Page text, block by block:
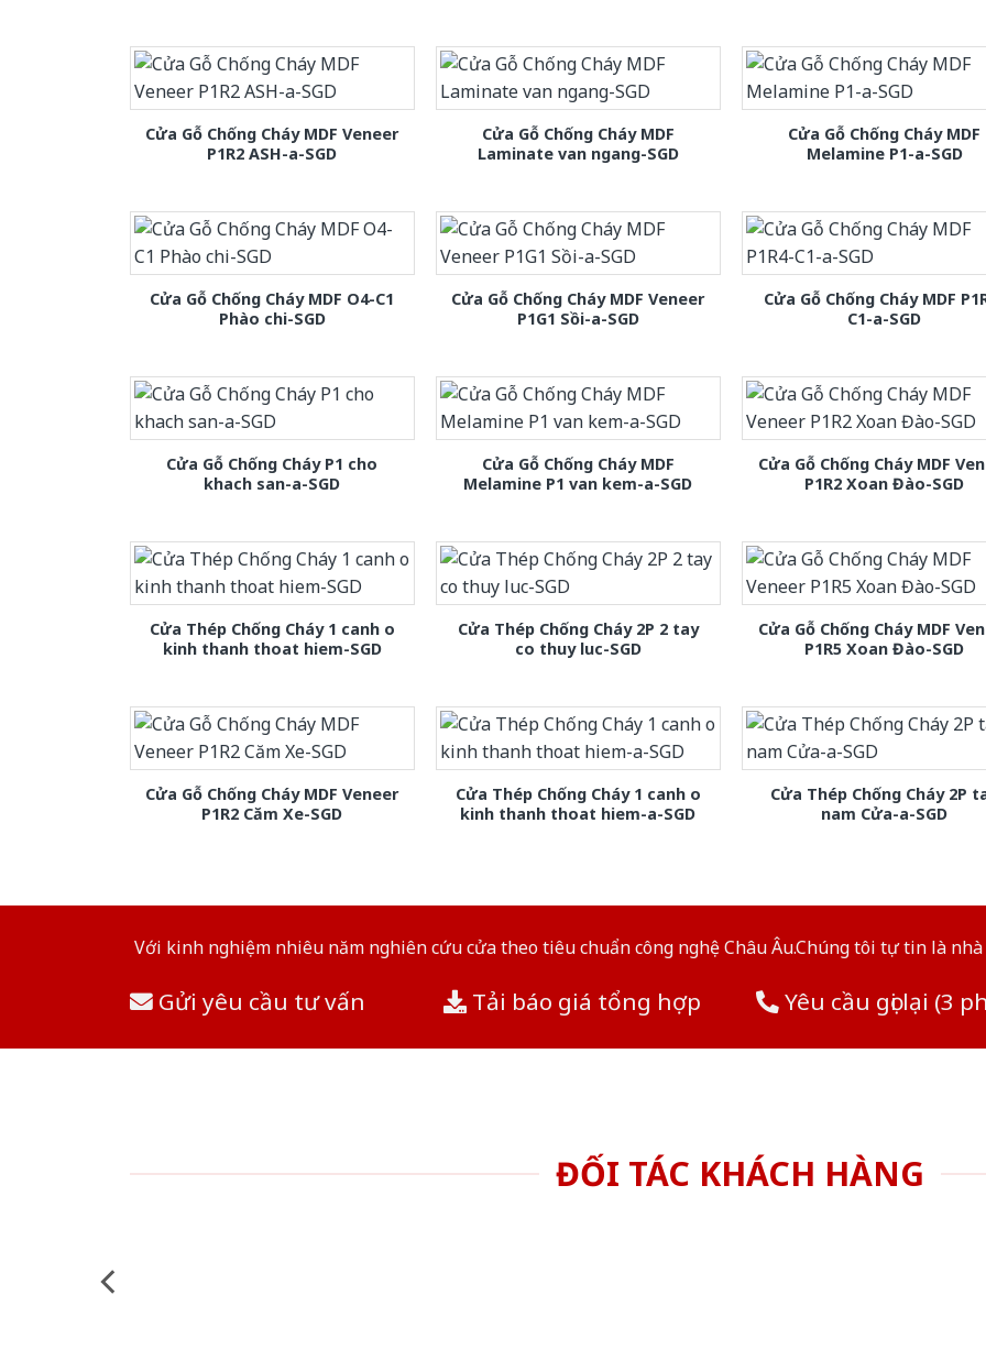
Cửa Gỗ Chống Cháy MDF Veneer
P1R2 ASH-a-SGD
Cửa Gỗ Chống Cháy MDF
Laminate van ngang-SGD
Cửa Gỗ Chống Cháy MDF
Melamine P1-a-SGD
Cửa Gỗ Chống Cháy MDF O4-C1
Phào chi-SGD
Cửa Gỗ Chống Cháy MDF Veneer
P1G1 Sồi-a-SGD
Cửa Gỗ Chống Cháy MDF
C1-a-SGD
Cửa Gỗ Chống Cháy P1 cho
khach san-a-SGD
Cửa Gỗ Chống Cháy MDF
Melamine P1 van kem-a-SGD
Cửa Gỗ Chống Cháy MDF
P1R2 Xoan Đào-SGD
Cửa Thép Chống Cháy 1 canh o
kinh thanh thoat hiem-SGD
Cửa Thép Chống Cháy 2P 2 tay
co thuy luc-SGD
Cửa Gỗ Chống Cháy MDF
P1R5 Xoan Đào-SGD
Cửa Gỗ Chống Cháy MDF Veneer
P1R2 Căm Xe-SGD
Cửa Thép Chống Cháy 1 canh o
kinh thanh thoat hiem-a-SGD
Cửa Thép Chống Cháy 2P
nam Cửa-a-SGD
Với kinh nghiệm nhiêu năm nghiên cứu cửa theo tiêu chuẩn công nghệ Châu Âu.Chúng tôi tự tin là
Gửi yêu cầu tư vấn Tải báo giá tổng hợp Yêu cầu gọi lại (3
ĐỐI TÁC KHÁCH HÀNG